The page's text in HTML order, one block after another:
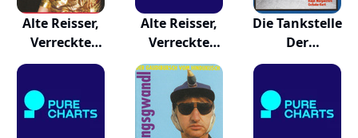
Alte Reisser,
Verreckte
Gesch...
Alte Reisser,
Verreckte
Gesch...
Die Tankstelle
Der
Verdammten